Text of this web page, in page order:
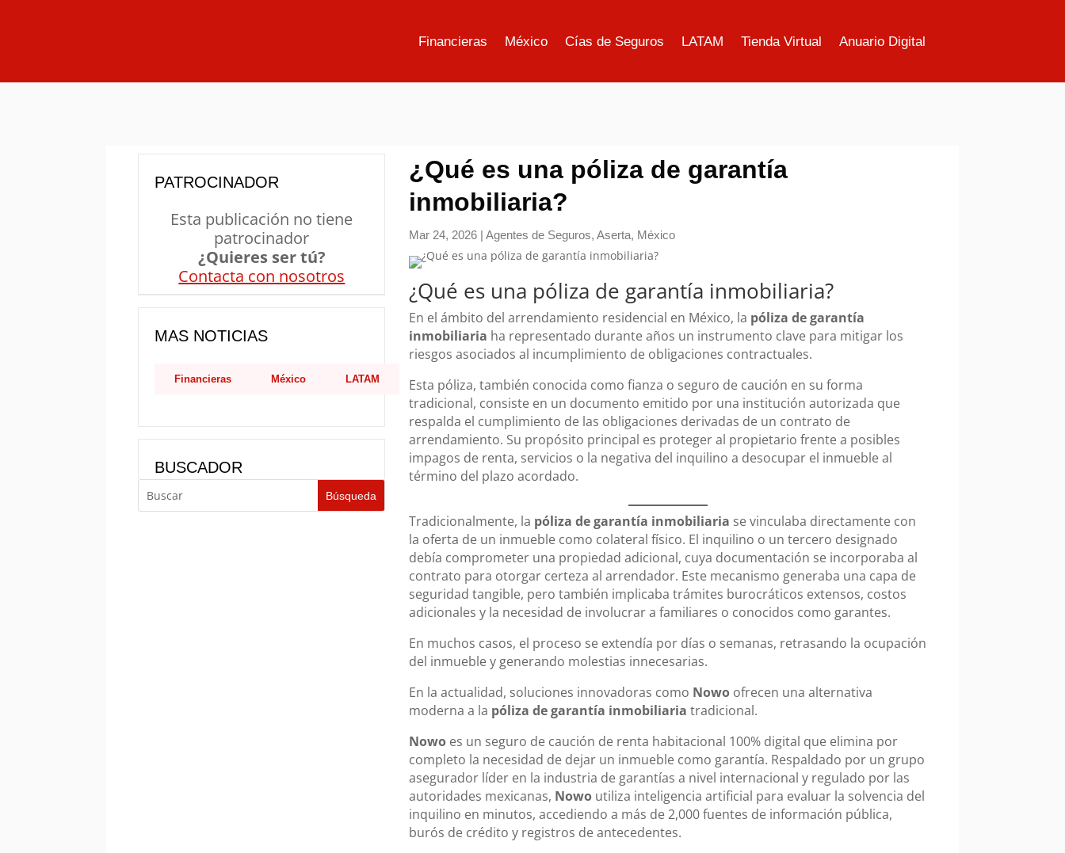
Financieras México Cías de Seguros LATAM Tienda Virtual Anuario Digital
PATROCINADOR
Esta publicación no tiene
patrocinador
¿Quieres ser tú?
Contacta con nosotros
MAS NOTICIAS
Financieras México LATAM
BUSCADOR
¿Qué es una póliza de garantía
inmobiliaria?
Mar 24, 2026 |Agentes de Seguros,Aserta, México
¿Qué es una póliza de garantía inmobiliaria?
En el ámbito del arrendamiento residencial en México, la póliza de garantía
inmobiliaria ha representado durante años un instrumento clave para mitigar los
riesgos asociados al incumplimiento de obligaciones contractuales.
Esta póliza, también conocida como fianza o seguro de caución en su forma
tradicional, consiste en un documento emitido por una institución autorizada que
respalda el cumplimiento de las obligaciones derivadas de un contrato de
arrendamiento. Su propósito principal es proteger al propietario frente a posibles
impagos de renta, servicios o la negativa del inquilino a desocupar el inmueble al
término del plazo acordado.
Tradicionalmente, la póliza de garantía inmobiliaria se vinculaba directamente con
la oferta de un inmueble como colateral físico. El inquilino o un tercero designado
debía comprometer una propiedad adicional, cuya documentación se incorporaba al
contrato para otorgar certeza al arrendador. Este mecanismo generaba una capa de
seguridad tangible, pero también implicaba trámites burocráticos extensos, costos
adicionales y la necesidad de involucrar a familiares o conocidos como garantes.
En muchos casos, el proceso se extendía por días o semanas, retrasando la ocupación
del inmueble y generando molestias innecesarias.
En la actualidad, soluciones innovadoras como Nowo ofrecen una alternativa
moderna a la póliza de garantía inmobiliaria tradicional.
Nowo es un seguro de caución de renta habitacional 100% digital que elimina por
completo la necesidad de dejar un inmueble como garantía. Respaldado por un grupo
asegurador líder en la industria de garantías a nivel internacional y regulado por las
autoridades mexicanas, Nowo utiliza inteligencia artificial para evaluar la solvencia del
inquilino en minutos, accediendo a más de 2,000 fuentes de información pública,
burós de crédito y registros de antecedentes.